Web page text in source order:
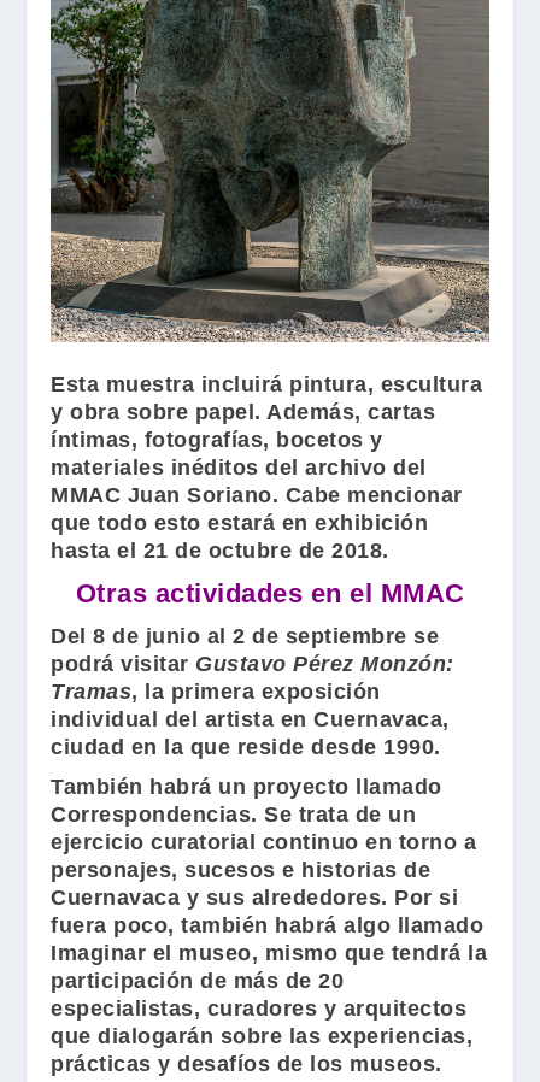
Esta muestra incluirá pintura, escultura
y obra sobre papel. Además, cartas
íntimas, fotografías, bocetos y
materiales inéditos del archivo del
MMAC Juan Soriano. Cabe mencionar
que todo esto estará en exhibición
hasta el 21 de octubre de 2018.
Otras actividades en el MMAC
Del 8 de junio al 2 de septiembre se
podrá visitar Gustavo Pérez Monzón:
Tramas, la primera exposición
individual del artista en Cuernavaca,
ciudad en la que reside desde 1990.
También habrá un proyecto llamado
Correspondencias. Se trata de un
ejercicio curatorial continuo en torno a
personajes, sucesos e historias de
Cuernavaca y sus alrededores. Por si
fuera poco, también habrá algo llamado
Imaginar el museo, mismo que tendrá la
participación de más de 20
especialistas, curadores y arquitectos
que dialogarán sobre las experiencias,
prácticas y desafíos de los museos.